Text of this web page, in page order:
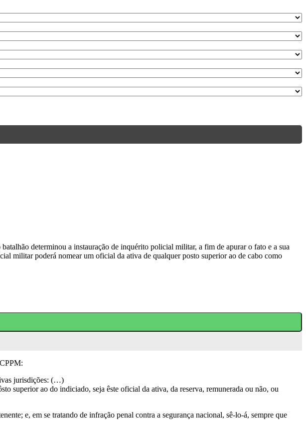
determinou a instauração de inquérito policial militar, a fim de apurar o fato e a sua
militar poderá nomear um oficial da ativa de qualquer posto superior ao de cabo como
jurisdições: (…)
superior ao do indiciado, seja êste oficial da ativa, da reserva, remunerada ou não, ou
e, em se tratando de infração penal contra a segurança nacional, sê-lo-á, sempre que